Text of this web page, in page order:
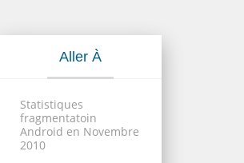
Aller À
Statistiques
fragmentatoin
Android en Novembre
2010